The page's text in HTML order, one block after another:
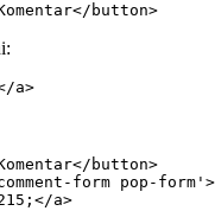
button>
a>
button>
form pop-form'>
a>